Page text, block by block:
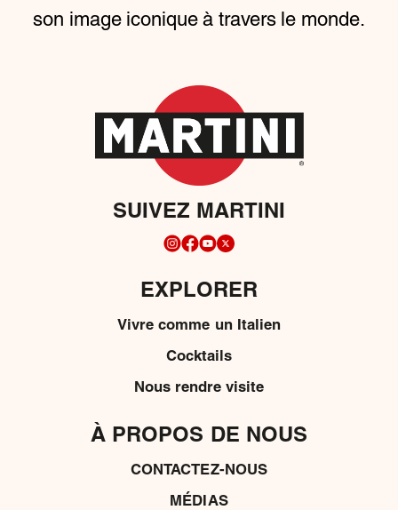
son image iconique à travers le monde.
SUIVEZ MARTINI
EXPLORER
Vivre comme un Italien
Cocktails
Nous rendre visite
À PROPOS DE NOUS
CONTACTEZ-NOUS
MÉDIAS